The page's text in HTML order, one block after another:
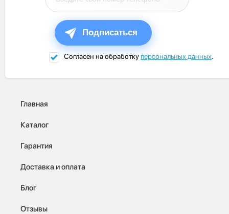
Подписаться
Согласен на обработкуперсональных данных.
Главная
Каталог
Гарантия
Доставка и оплата
Блог
Отзывы